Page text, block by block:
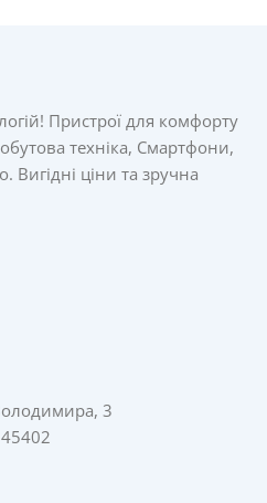
Пристрої для комфорту
техніка, Смартфони,
Вигідні ціни та зручна
3